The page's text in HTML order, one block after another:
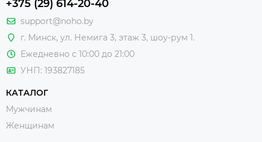
+375 (29) 614-20-40
support@noho.by
г. Минск, ул. Немига 3, этаж 3, шоу-рум 1.
Ежедневно с 10:00 до 21:00
УНП: 193827185
КАТАЛОГ
Мужчинам
Женщинам